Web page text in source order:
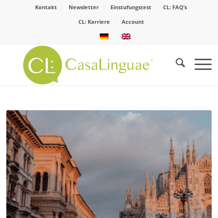
Kontakt Newsletter Einstufungstest
CL: FAQ’s
CL: Karriere
Account